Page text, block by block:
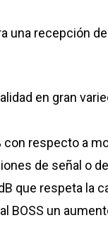
recepción
en gran
con respecto a
de señal o
que respeta la
BOSS un